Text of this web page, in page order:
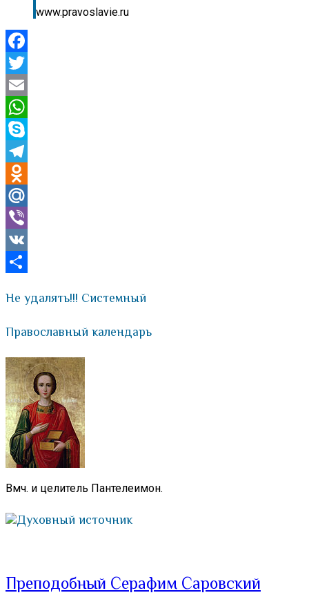
www.pravoslavie.ru
Facebook
Twitter
Email
WhatsApp
Skype
Telegram
Odnoklassniki
Mail.Ru
Viber
VK
Не удалять!!! Системный
Православный календарь
Вмч. и целитель Пантелеимон.
Духовный источник
Преподобный Серафим Саровский